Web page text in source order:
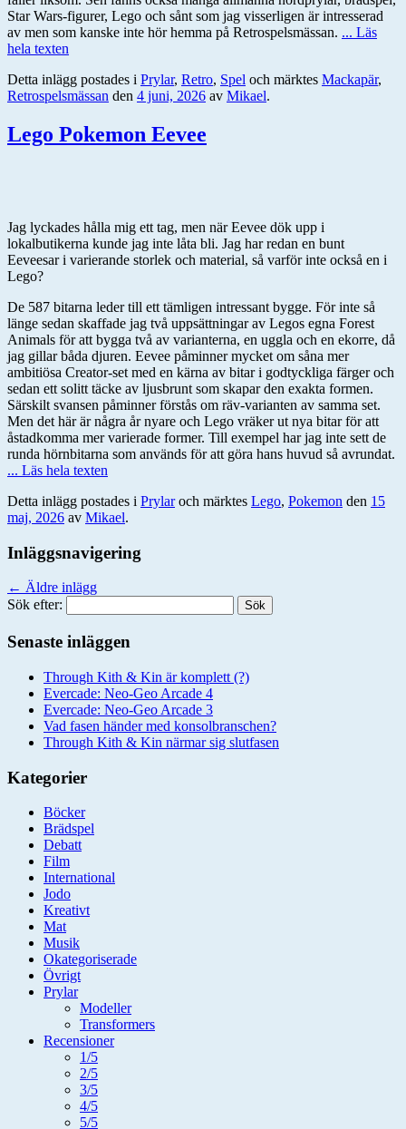
Star Wars-figurer, Lego och sånt som jag visserligen är intresserad
av men som kanske inte hör hemma på Retrospelsmässan. ... Läs
hela texten
Detta inlägg postades i Prylar, Retro, Spel och märktes Mackapär,
Retrospelsmässan den 4 juni, 2026 av Mikael.
Lego Pokemon Eevee
Jag lyckades hålla mig ett tag, men när Eevee dök upp i
lokalbutikerna kunde jag inte låta bli. Jag har redan en bunt
Eeveesar i varierande storlek och material, så varför inte också en i
Lego?
De 587 bitarna leder till ett tämligen intressant bygge. För inte så
länge sedan skaffade jag två uppsättningar av Legos egna Forest
Animals för att bygga två av varianterna, en uggla och en ekorre, då
jag gillar båda djuren. Eevee påminner mycket om såna mer
ambitiösa Creator-set med en kärna av bitar i godtyckliga färger och
sedan ett solitt täcke av ljusbrunt som skapar den exakta formen.
Särskilt svansen påminner förstås om räv-varianten av samma set.
Men det här är några år nyare och Lego vräker ut nya bitar för att
åstadkomma mer varierade former. Till exempel har jag inte sett de
runda hörnbitarna som används för att göra hans huvud så avrundat.
... Läs hela texten
Detta inlägg postades i Prylaroch märktes Lego, Pokemon den 15
maj, 2026 av Mikael.
Inläggsnavigering
← Äldre inlägg
Sök efter:
Senaste inläggen
Through Kith & Kin är komplett (?)
Evercade: Neo-Geo Arcade 4
Evercade: Neo-Geo Arcade 3
Vad fasen händer med konsolbranschen?
Through Kith & Kin närmar sig slutfasen
Kategorier
Böcker
Brädspel
Debatt
Film
International
Jodo
Kreativt
Mat
Musik
Okategoriserade
Övrigt
Prylar
Modeller
Transformers
Recensioner
1/5
2/5
3/5
4/5
5/5